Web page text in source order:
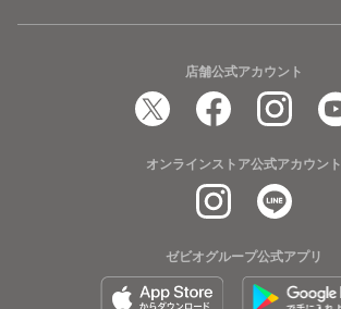
店舗公式アカウント
オンラインストア公式アカウント
ゼビオグループ公式アプリ